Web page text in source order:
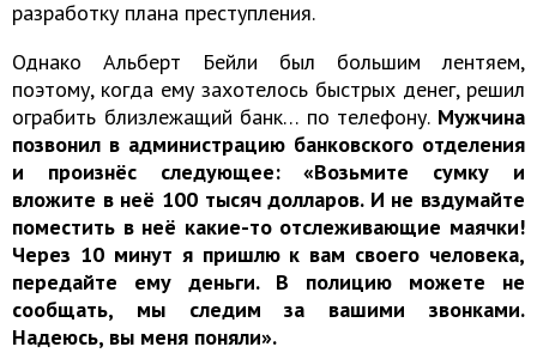
разработку плана преступления.
Однако Альберт Бейли был большим лентяем,
поэтому, когда ему захотелось быстрых денег, решил
ограбить близлежащий банк… по телефону. Мужчина
позвонил в администрацию банковского отделения
и произнёс следующее: «Возьмите сумку и
вложите в неё 100 тысяч долларов. И не вздумайте
поместить в неё какие-то отслеживающие маячки!
Через 10 минут я пришлю к вам своего человека,
передайте ему деньги. В полицию можете не
сообщать, мы следим за вашими звонками.
Надеюсь, вы меня поняли».